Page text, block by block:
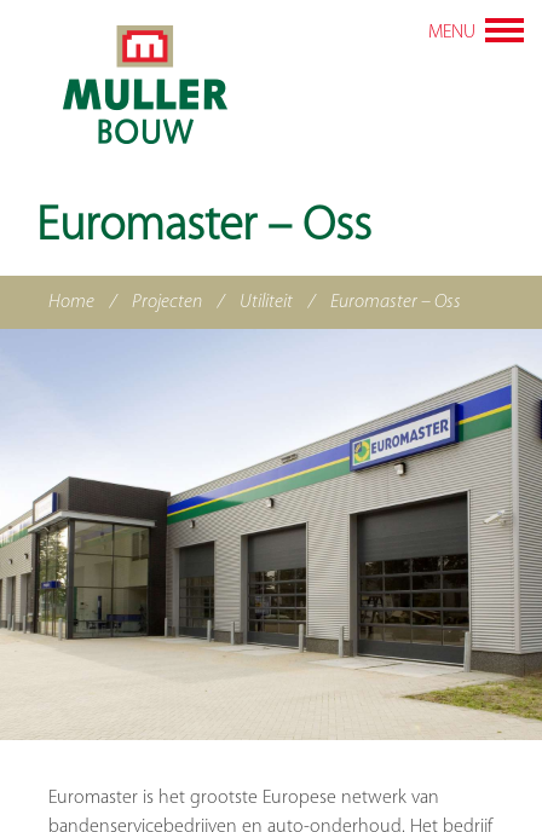
MENU
Euromaster – Oss
Home / Projecten / Utiliteit / Euromaster – Oss
Euromaster is het grootste Europese netwerk van
bandenservicebedrijven en auto-onderhoud. Het bedrijf